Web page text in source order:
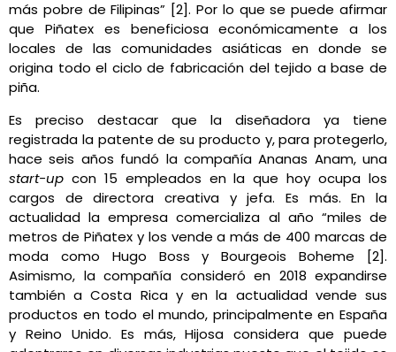
más pobre de Filipinas” [2]. Por lo que se puede afirmar
que Piñatex es beneficiosa económicamente a los
locales de las comunidades asiáticas en donde se
origina todo el ciclo de fabricación del tejido a base de
piña.
Es preciso destacar que la diseñadora ya tiene
registrada la patente de su producto y, para protegerlo,
hace seis años fundó la compañía Ananas Anam, una
start-up con 15 empleados en la que hoy ocupa los
cargos de directora creativa y jefa. Es más. En la
actualidad la empresa comercializa al año “miles de
metros de Piñatex y los vende a más de 400 marcas de
moda como Hugo Boss y Bourgeois ­Boheme [2].
Asimismo, la compañía consideró en 2018 expandirse
también a Costa Rica y en la actualidad vende sus
productos en todo el mundo, principalmente en España
y Reino Unido. Es más, Hijosa considera que puede